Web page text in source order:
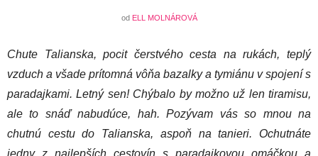
od ELL MOLNÁROVÁ
Chute Talianska, pocit čerstvého cesta na rukách, teplý
vzduch a všade prítomná vôňa bazalky a tymiánu v spojení s
paradajkami. Letný sen! Chýbalo by možno už len tiramisu,
ale to snáď nabudúce, hah. Pozývam vás so mnou na
chutnú cestu do Talianska, aspoň na tanieri. Ochutnáte
jedny z najlepších cestovín s paradajkovou omáčkou a